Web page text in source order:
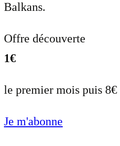
Balkans.
Offre découverte
1€
le premier mois puis 8€
Je m'abonne